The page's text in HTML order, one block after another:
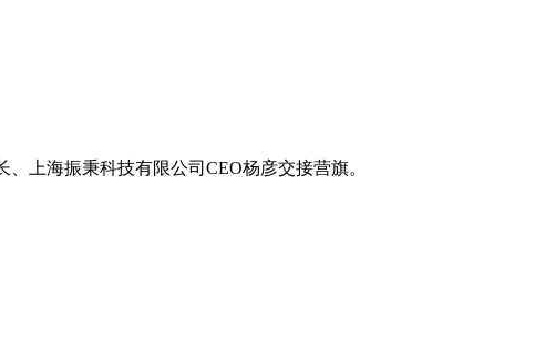
上海振秉科技有限公司CEO杨彦交接营旗。